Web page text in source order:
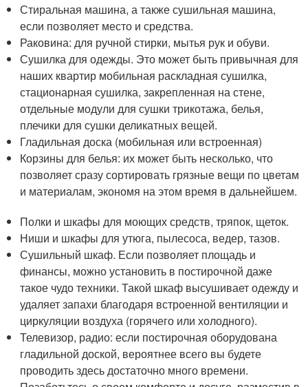
Стиральная машина, а также сушильная машина,
если позволяет место и средства.
Раковина: для ручной стирки, мытья рук и обуви.
Сушилка для одежды. Это может быть привычная для
наших квартир мобильная раскладная сушилка,
стационарная сушилка, закрепленная на стене,
отдельные модули для сушки трикотажа, белья,
плечики для сушки деликатных вещей.
Гладильная доска (мобильная или встроенная)
Корзины для белья: их может быть несколько, что
позволяет сразу сортировать грязные вещи по цветам
и материалам, экономя на этом время в дальнейшем.
Полки и шкафы для моющих средств, тряпок, щеток.
Ниши и шкафы для утюга, пылесоса, ведер, тазов.
Сушильный шкаф. Если позволяет площадь и
финансы, можно установить в постирочной даже
такое чудо техники. Такой шкаф высушивает одежду и
удаляет запахи благодаря встроенной вентиляции и
циркуляции воздуха (горячего или холодного).
Телевизор, радио: если постирочная оборудована
гладильной доской, вероятнее всего вы будете
проводить здесь достаточно много времени.